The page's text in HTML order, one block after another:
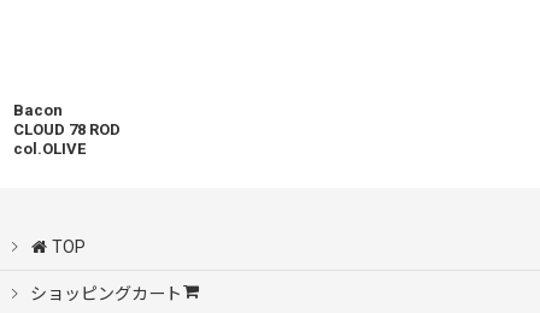
Bacon
CLOUD 78 ROD
col.OLIVE
TOP
ショッピングカート